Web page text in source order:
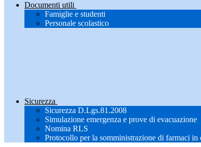
Documenti utili
Famiglie e studenti
Personale scolastico
Sicurezza
Sicurezza D.Lgs.81.2008
Simulazione emergenza e prove di evacuazione
Nomina RLS
Protocollo per la somministrazione di farmaci in